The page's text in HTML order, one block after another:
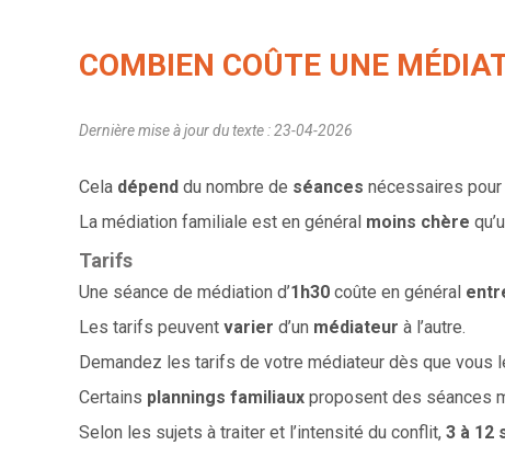
COMBIEN COÛTE UNE
Dernière mise à jour du texte : 23-04-2026
Cela dépend du nombre de séances nécessaires pour
La médiation familiale est en général moins chère
Tarifs
Une séance de médiation d’1h30 coûte en général
Les tarifs peuvent varier d’un médiateur à l’autre.
Demandez les tarifs de votre médiateur dès que vous
Certains plannings familiaux proposent des séances
Selon les sujets à traiter et l’intensité du conflit, 3 à 12